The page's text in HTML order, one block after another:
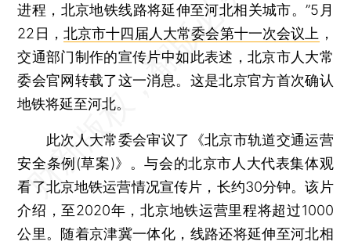
进程，北京地铁线路将延伸至河北相关城市。”5月
22日， 北京市十四届人大常委会第十一次会议上 ，
交通部门制作的宣传片中如此表述，北京市人大常
委会官网转载了这一消息。这是北京官方首次确认
地铁将延至河北。
此次人大常委会审议了《北京市轨道交通运营
安全条例(草案)》。与会的北京市人大代表集体观
看了北京地铁运营情况宣传片，长约30分钟。该片
介绍，至2020年，北京地铁运营里程将超过1000
公里。随着京津冀一体化，线路还将延伸至河北相